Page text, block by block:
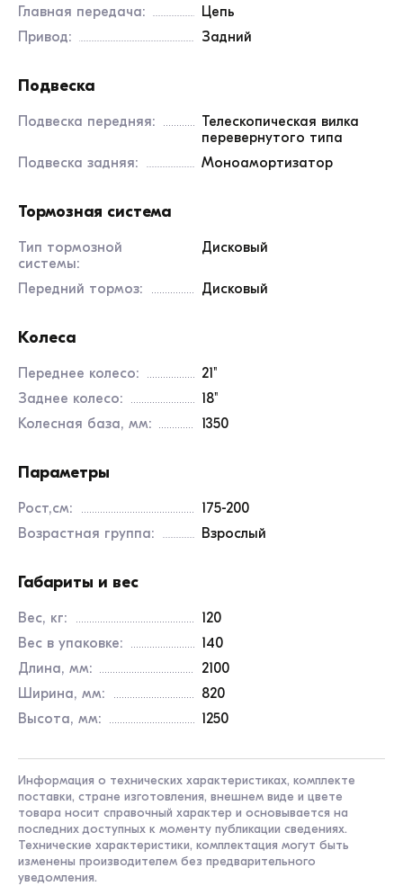
Главная передача:
Цепь
Привод:
Задний
Подвеска
Подвеска передняя:
Телескопическая вилка
перевернутого типа
Подвеска задняя:
Моноамортизатор
Тормозная система
Тип тормозной
системы:
Дисковый
Передний тормоз: Дисковый
Колеса
Переднее колесо:
21"
Заднее колесо:
18"
Колесная база, мм:
1350
Параметры
Рост,см:
175-200
Возрастная группа:
Взрослый
Габариты и вес
Вес, кг:
120
Вес в упаковке:
140
Длина, мм:
2100
Ширина, мм:
820
Высота, мм:
1250
Информация о технических характеристиках, комплекте
поставки, стране изготовления, внешнем виде и цвете
товара носит справочный характер и основывается на
последних доступных к моменту публикации сведениях.
Технические характеристики, комплектация могут быть
изменены производителем без предварительного
уведомления.